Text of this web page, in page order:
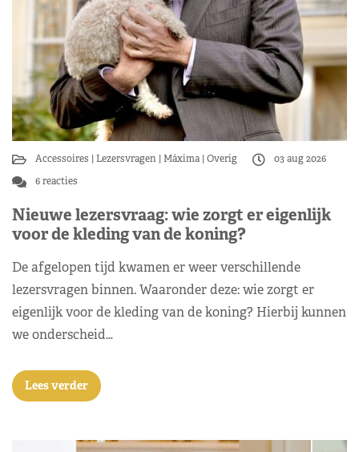
Accessoires Lezersvragen Máxima Overig
03 aug 2026
6 reacties
Nieuwe lezersvraag: wie zorgt er eigenlijk
voor de kleding van de koning?
De afgelopen tijd kwamen er weer verschillende
lezersvragen binnen. Waaronder deze: wie zorgt er
eigenlijk voor de kleding van de koning? Hierbij kunnen
we onderscheid…
Lees verder